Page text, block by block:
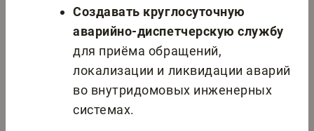
Создавать круглосуточную
аварийно-диспетчерскую службу
для приёма обращений,
локализации и ликвидации аварий
во внутридомовых инженерных
системах.